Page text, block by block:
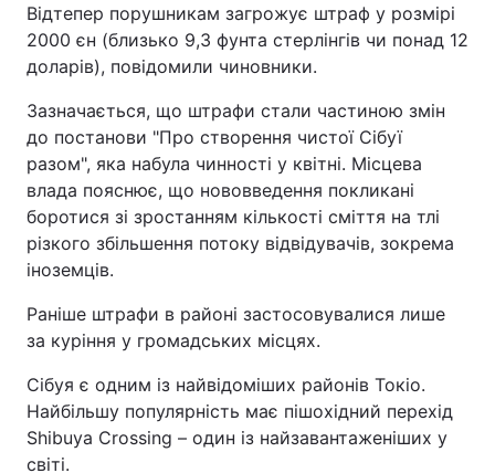
Відтепер порушникам загрожує штраф у розмірі
2000 єн (близько 9,3 фунта стерлінгів чи понад 12
доларів), повідомили чиновники.
Зазначається, що штрафи стали частиною змін
до постанови "Про створення чистої Сібуї
разом", яка набула чинності у квітні. Місцева
влада пояснює, що нововведення покликані
боротися зі зростанням кількості сміття на тлі
різкого збільшення потоку відвідувачів, зокрема
іноземців.
Раніше штрафи в районі застосовувалися лише
за куріння у громадських місцях.
Сібуя є одним із найвідоміших районів Токіо.
Найбільшу популярність має пішохідний перехід
Shibuya Crossing – один із найзавантаженіших у
світі.